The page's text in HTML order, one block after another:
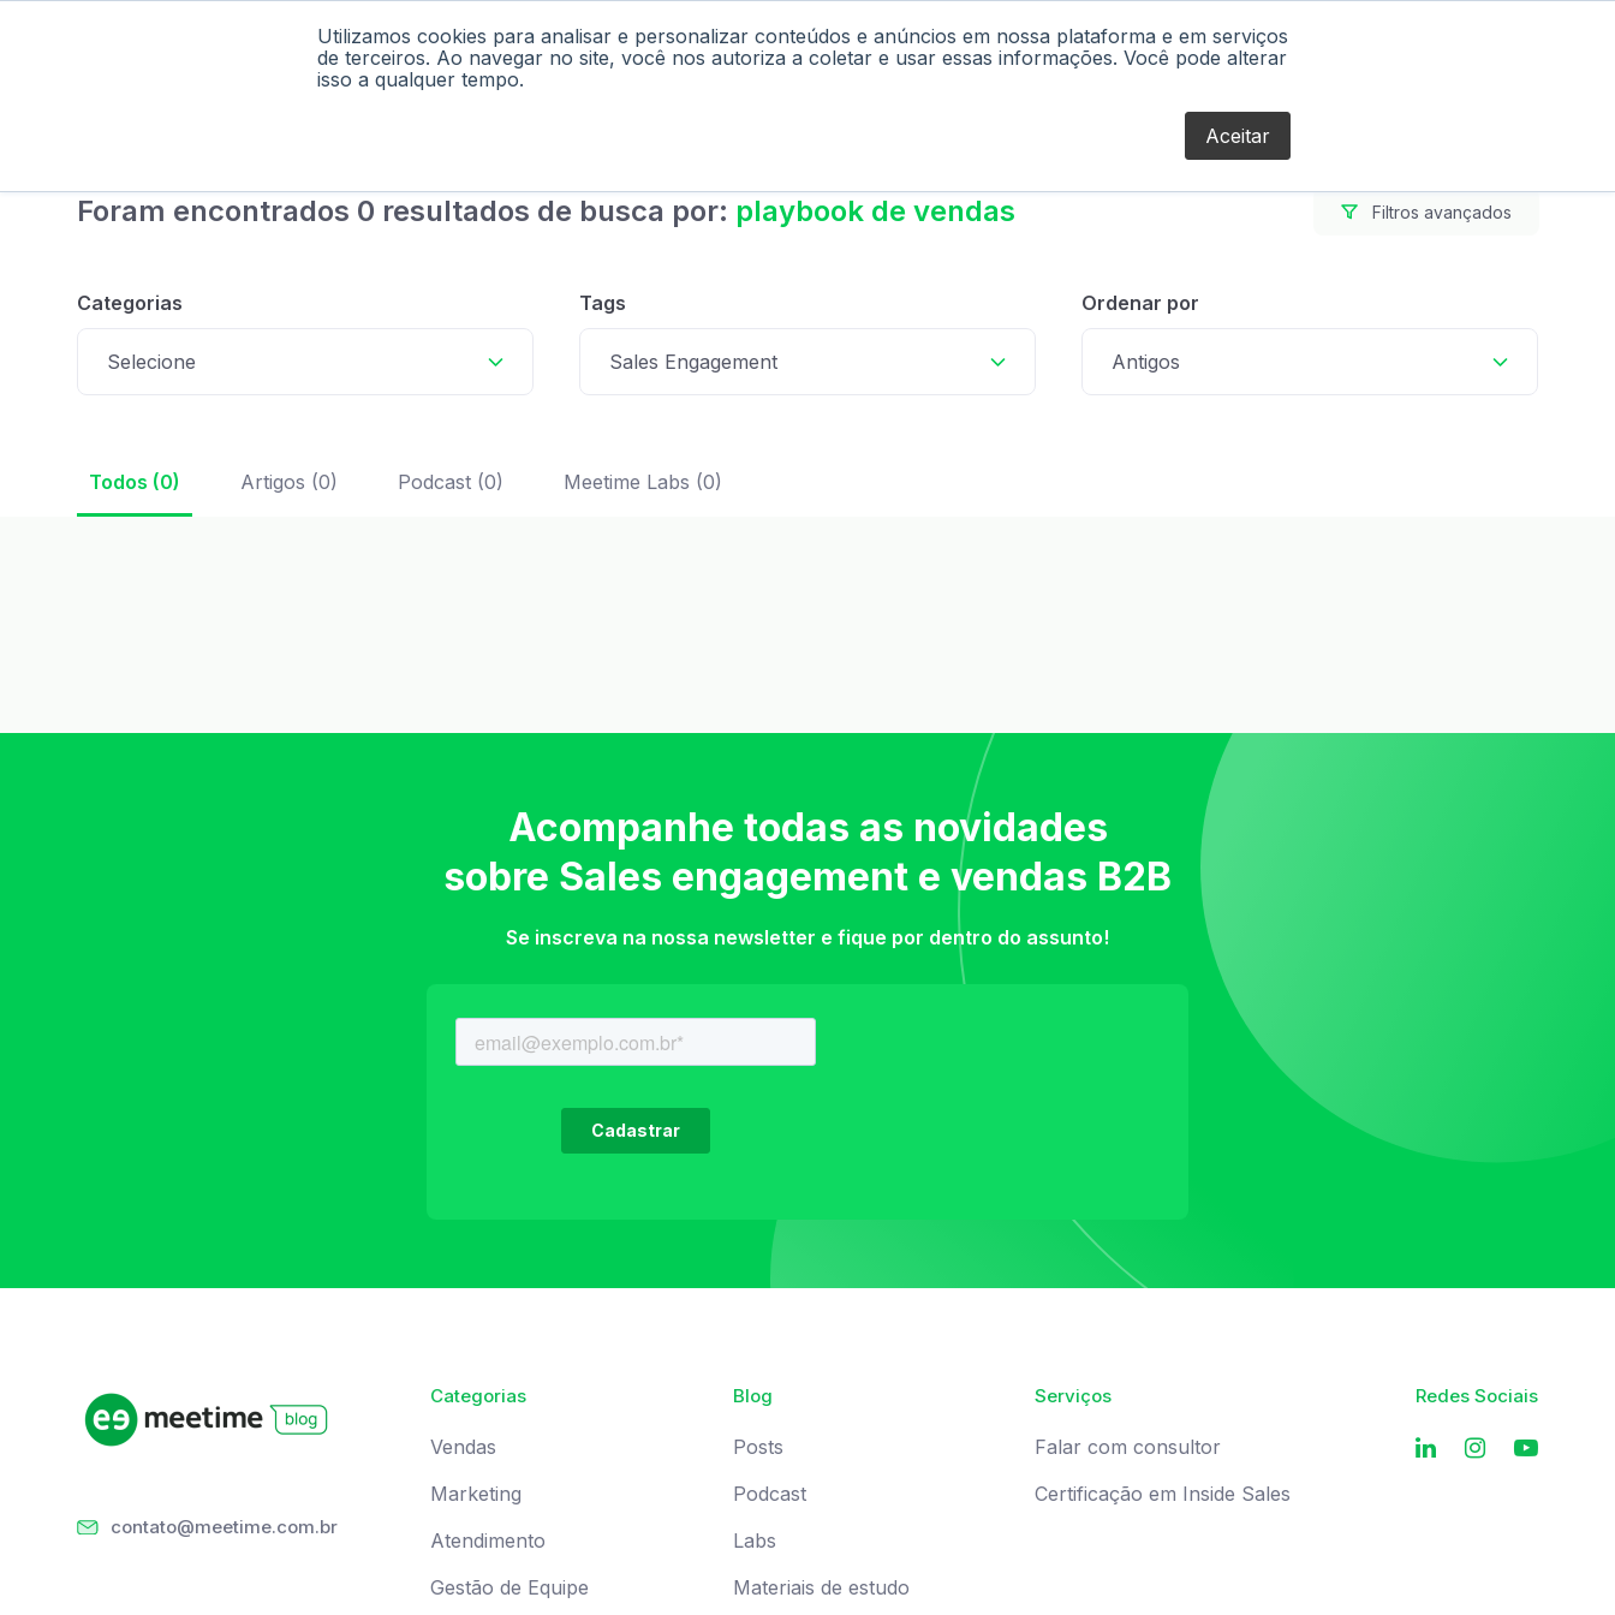
Utilizamos cookies para analisar e personalizar conteúdos e anúncios em nossa plataforma e em serviços
de terceiros. Ao navegar no site, você nos autoriza a coletar e usar essas informações. Você pode alterar
isso a qualquer tempo.
Aceitar
Home Podcast Materiais Labs Falar com Consultor Blog
Foram encontrados 0 resultados de busca por: playbook de vendas Filtros avançados
Categorias
Selecione
Tags
Sales Engagement
Ordenar por
Antigos
Todos (0) Artigos (0) Podcast (0) Meetime Labs (0)
Acompanhe todas as novidades
sobre Sales engagement e vendas B2B
Se inscreva na nossa newsletter e fique por dentro do assunto!
contato@meetime.com.br
Categorias
Vendas
Marketing
Atendimento
Gestão de Equipe
Blog
Posts
Podcast
Labs
Materiais de estudo
Serviços
Falar com consultor
Certificação em Inside Sales
Redes Sociais